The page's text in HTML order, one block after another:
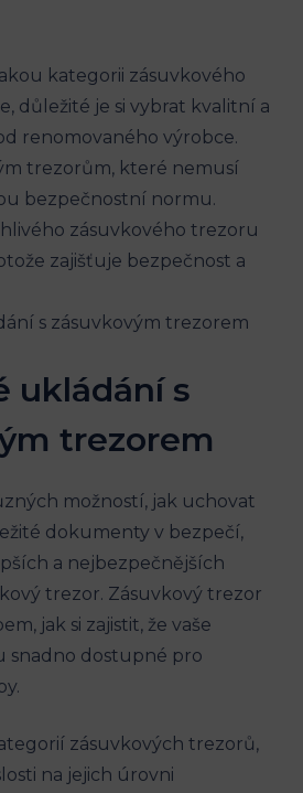
kategorii zásuvkového
důležité je si vybrat kvalitní a
renomovaného výrobce.
trezorům, které nemusí
bezpečnostní normu.
zásuvkového trezoru
zajišťuje bezpečnost a
ukládání s
trezorem
možností, jak uchovat
dokumenty v bezpečí,
a nejbezpečnějších
trezor. Zásuvkový trezor
jak si zajistit, že vaše
snadno dostupné pro
zásuvkových trezorů,
na jejich úrovni